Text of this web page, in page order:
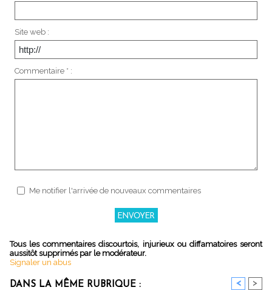
Site web :
Commentaire * :
Me notifier l'arrivée de nouveaux commentaires
Tous les commentaires discourtois, injurieux ou diffamatoires seront
aussitôt supprimés par le modérateur.
Signaler un abus
DANS LA MÊME RUBRIQUE : < >